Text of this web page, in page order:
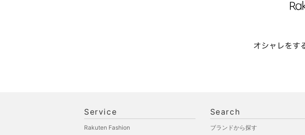
Service
Rakuten Fashion
Search
ブランドから探す